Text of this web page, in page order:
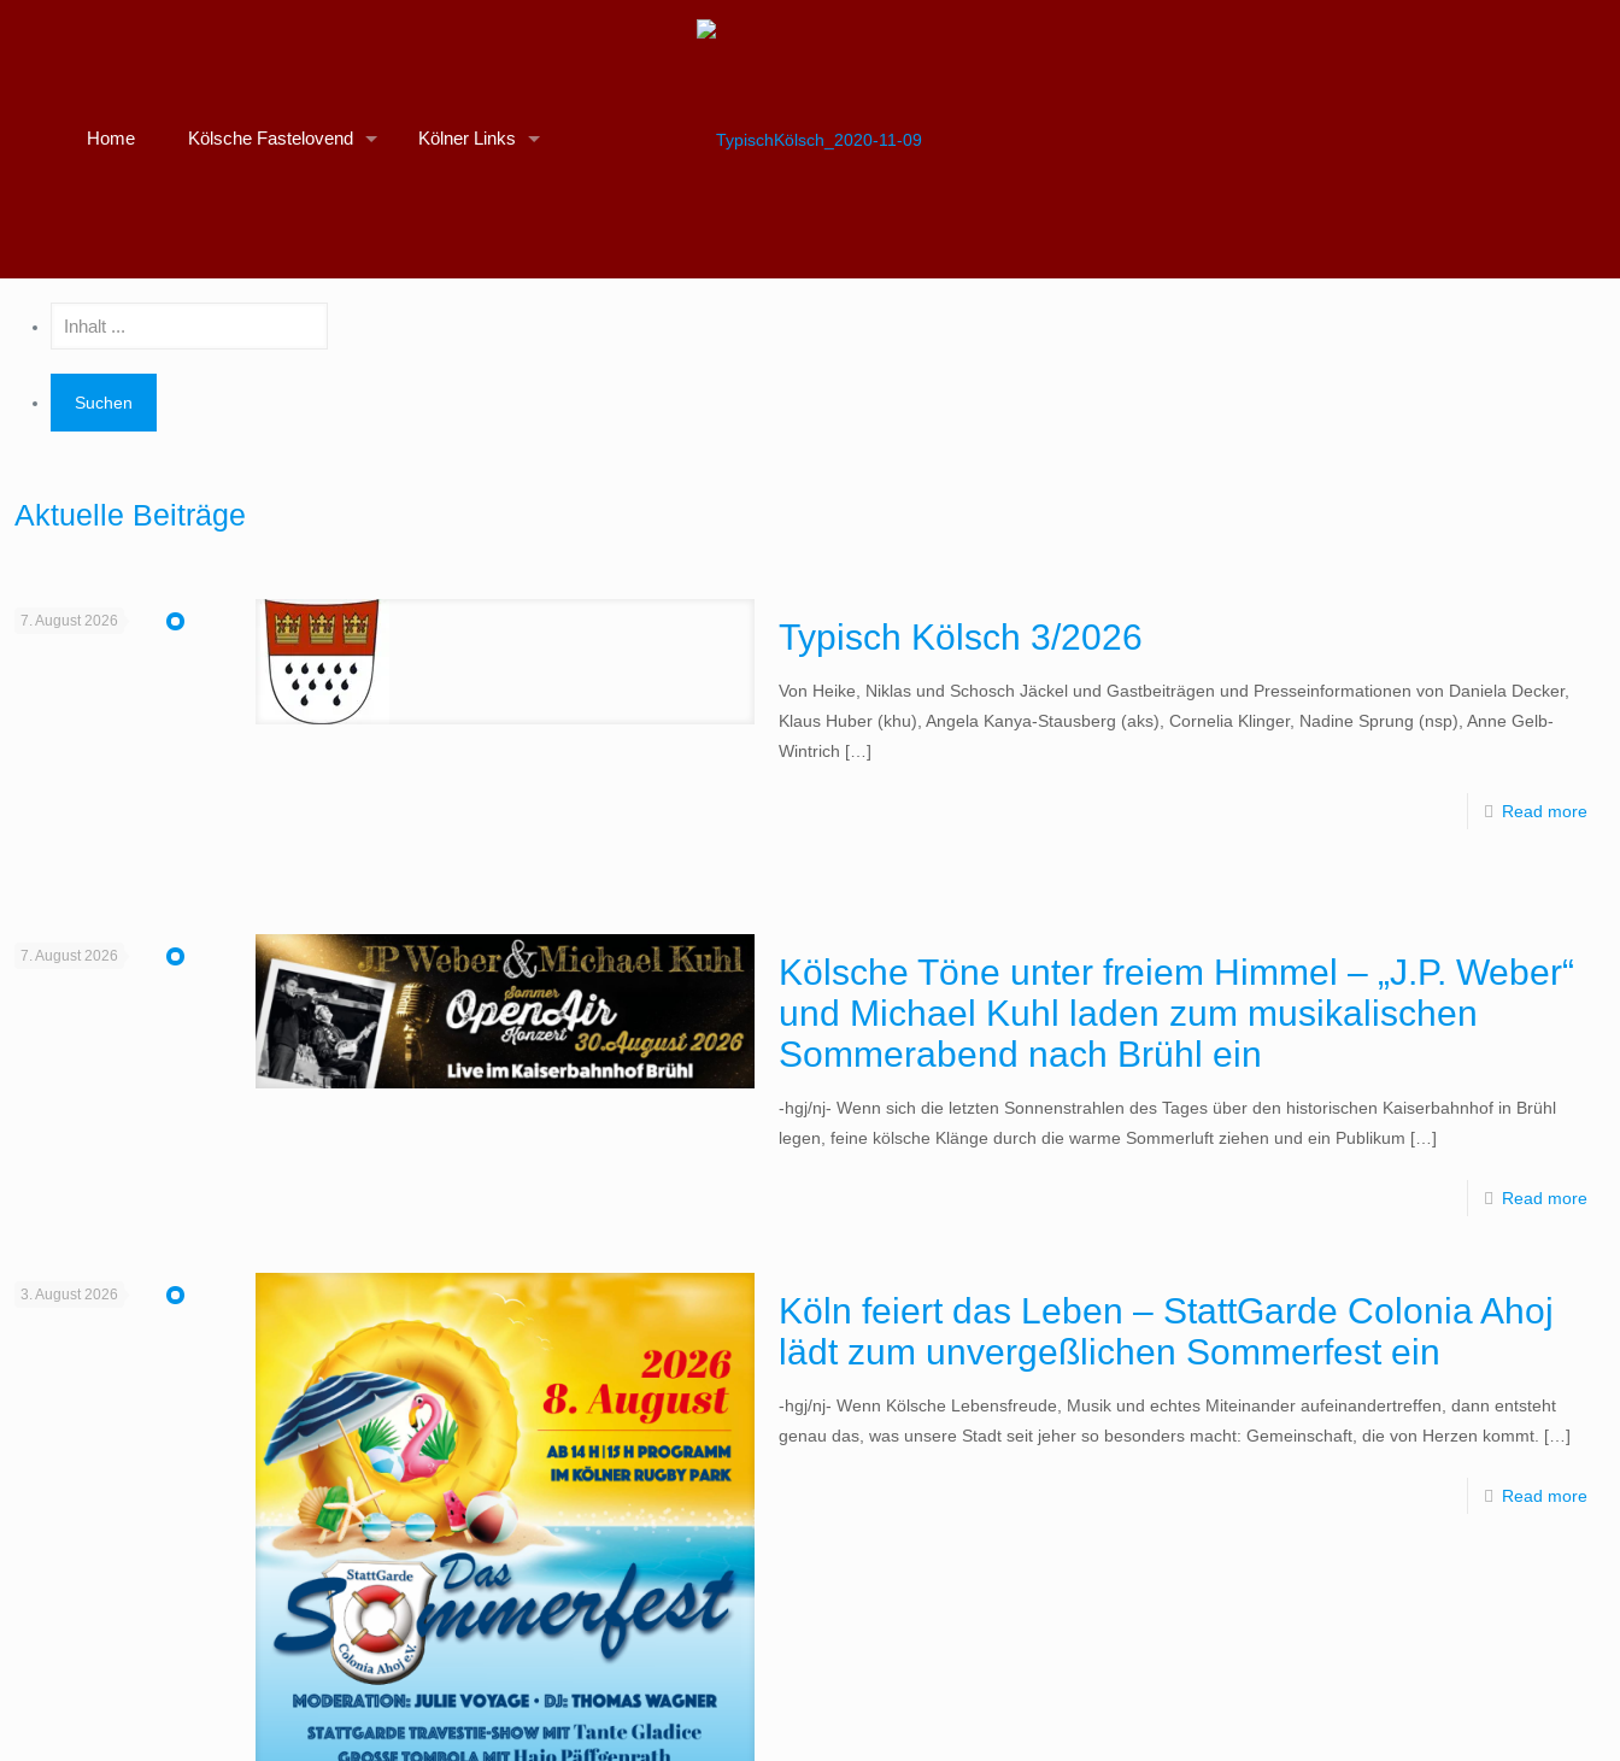
Home Kölsche Fastelovend Kölner Links
Aktuelle Beiträge
7. August 2026 Typisch Kölsch 3/2026
Von Heike, Niklas und Schosch Jäckel und Gastbeiträgen und Presseinformationen von Daniela Decker,
Klaus Huber (khu), Angela Kanya-Stausberg (aks), Cornelia Klinger, Nadine Sprung (nsp), Anne Gelb-
Wintrich […]
Read more
7. August 2026
Kölsche Töne unter freiem Himmel – „J.P. Weber“
und Michael Kuhl laden zum musikalischen
Sommerabend nach Brühl ein
-hgj/nj- Wenn sich die letzten Sonnenstrahlen des Tages über den historischen Kaiserbahnhof in Brühl
legen, feine kölsche Klänge durch die warme Sommerluft ziehen und ein Publikum […]
Read more
3. August 2026
Köln feiert das Leben – StattGarde Colonia Ahoj
lädt zum unvergeßlichen Sommerfest ein
-hgj/nj- Wenn Kölsche Lebensfreude, Musik und echtes Miteinander aufeinandertreffen, dann entsteht
genau das, was unsere Stadt seit jeher so besonders macht: Gemeinschaft, die von Herzen kommt. […]
Read more